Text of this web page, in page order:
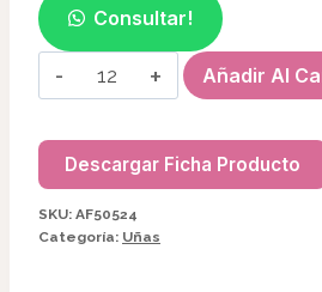
Consultar!
STICKERS
DIAMANTE
UÑAS
AF50524
cantidad
Añadir Al
Descargar Ficha Producto
SKU: AF50524
Categoría: Uñas